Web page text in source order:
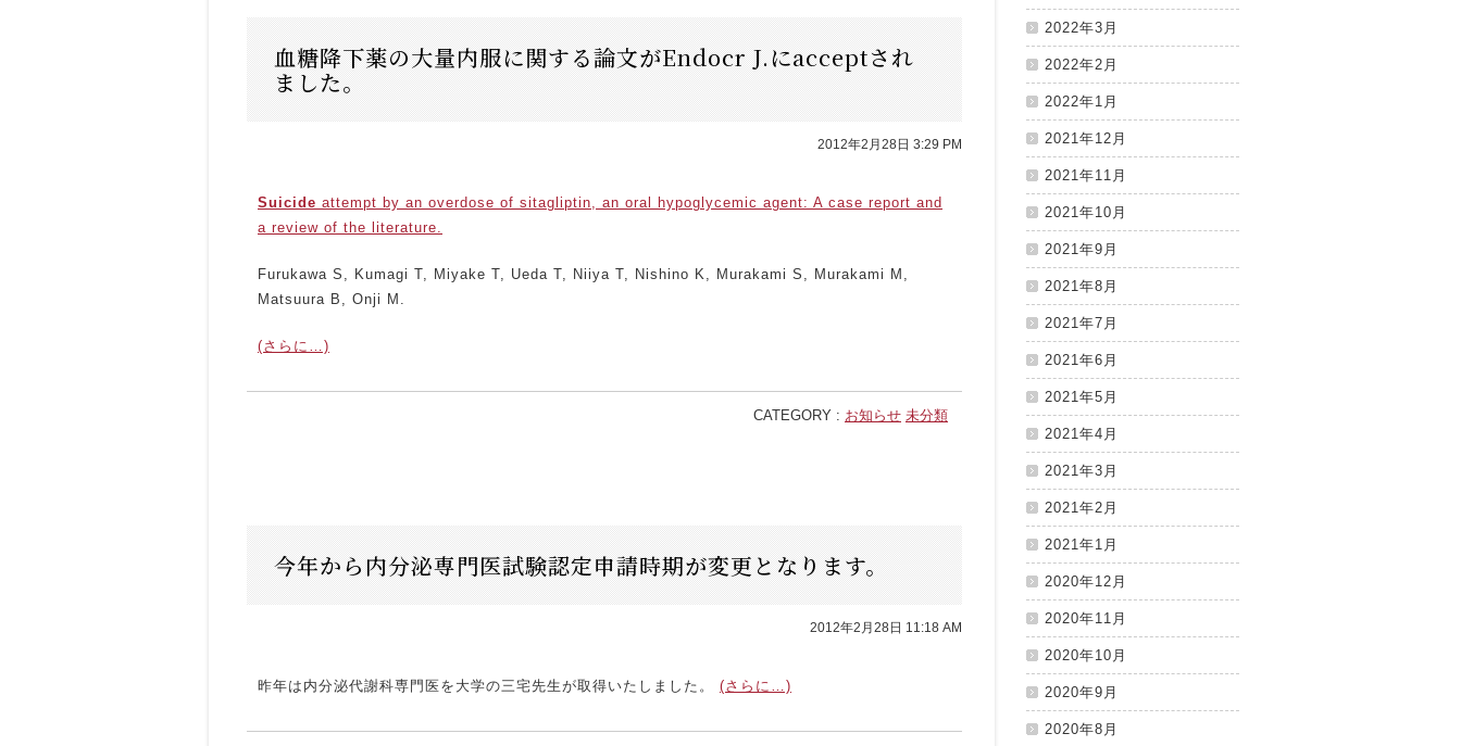
血糖降下薬の大量内服に関する論文がEndocr J.にacceptされ
ました。
2012年2月28日 3:29 PM
Suicide attempt by an overdose of sitagliptin, an oral hypoglycemic agent: A case report and
a review of the literature.
Furukawa S, Kumagi T, Miyake T, Ueda T, Niiya T, Nishino K, Murakami S, Murakami M,
Matsuura B, Onji M.
(さらに…)
CATEGORY : お知らせ 未分類
今年から内分泌専門医試験認定申請時期が変更となります。
2012年2月28日 11:18 AM
昨年は内分泌代謝科専門医を大学の三宅先生が取得いたしました。 (さらに…)
2022年3月
2022年2月
2022年1月
2021年12月
2021年11月
2021年10月
2021年9月
2021年8月
2021年7月
2021年6月
2021年5月
2021年4月
2021年3月
2021年2月
2021年1月
2020年12月
2020年11月
2020年10月
2020年9月
2020年8月